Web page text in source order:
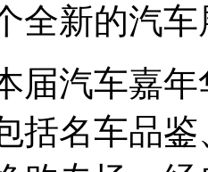
全新的汽
届汽车嘉
括名车品